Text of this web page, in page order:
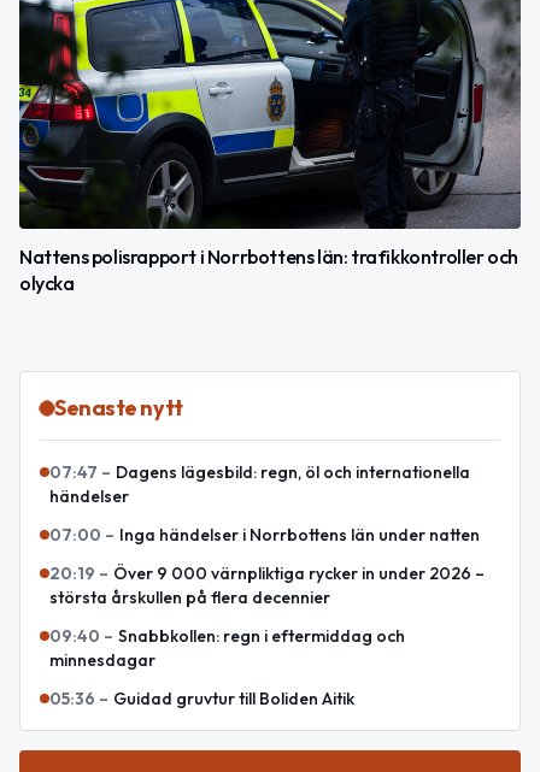
Nattens polisrapport i Norrbottens län: trafikkontroller och
olycka
Senaste nytt
07:47 – Dagens lägesbild: regn, öl och internationella
händelser
07:00 – Inga händelser i Norrbottens län under natten
20:19 – Över 9 000 värnpliktiga rycker in under 2026 –
största årskullen på flera decennier
09:40 – Snabbkollen: regn i eftermiddag och
minnesdagar
05:36 – Guidad gruvtur till Boliden Aitik